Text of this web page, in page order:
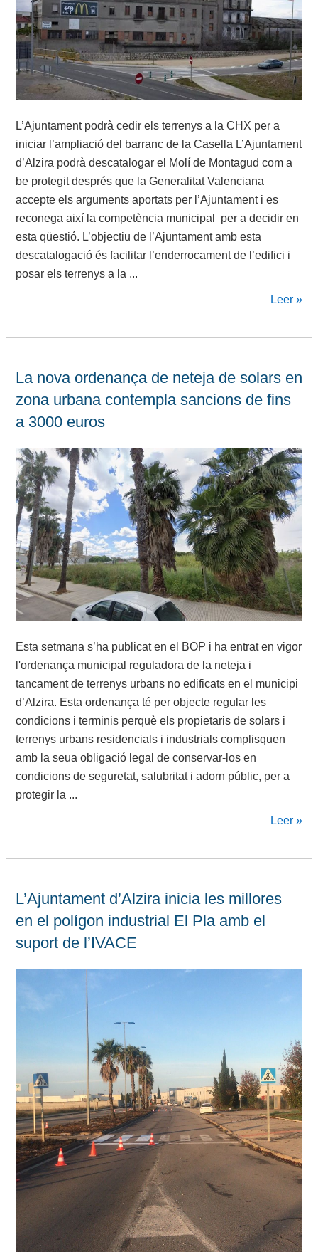
L’Ajuntament podrà cedir els terrenys a la CHX per a
iniciar l’ampliació del barranc de la Casella L’Ajuntament
d’Alzira podrà descatalogar el Molí de Montagud com a
be protegit després que la Generalitat Valenciana
accepte els arguments aportats per l’Ajuntament i es
reconega així la competència municipal per a decidir en
esta qüestió. L’objectiu de l’Ajuntament amb esta
descatalogació és facilitar l’enderrocament de l’edifici i
posar els terrenys a la ...
Leer »
La nova ordenança de neteja de solars en
zona urbana contempla sancions de fins
a 3000 euros
Esta setmana s’ha publicat en el BOP i ha entrat en vigor
l'ordenança municipal reguladora de la neteja i
tancament de terrenys urbans no edificats en el municipi
d’Alzira. Esta ordenança té per objecte regular les
condicions i terminis perquè els propietaris de solars i
terrenys urbans residencials i industrials complisquen
amb la seua obligació legal de conservar-los en
condicions de seguretat, salubritat i adorn públic, per a
protegir la ...
Leer »
L’Ajuntament d’Alzira inicia les millores
en el polígon industrial El Pla amb el
suport de l’IVACE